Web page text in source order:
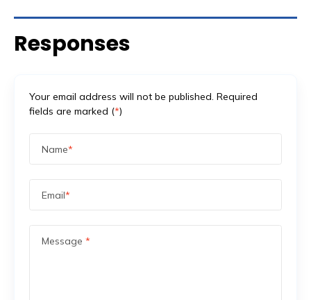
Responses
Your email address will not be published. Required
fields are marked (*)
Name*
Email*
Message *